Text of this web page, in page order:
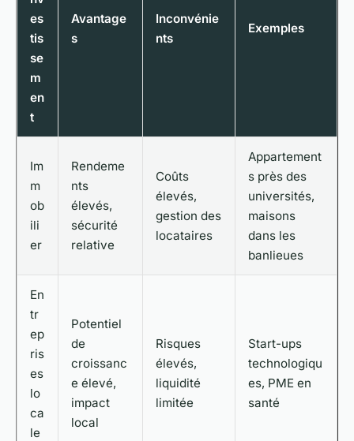
es
tis
se
m
en
t
Avantage
s
Inconvénie
nts
Exemples
Im
m
ob
ili
er
Rendeme
nts
élevés,
sécurité
relative
Coûts
élevés,
gestion des
locataires
Appartement
s près des
universités,
maisons
dans les
banlieues
En
tr
ep
ris
es
lo
ca
le
Potentiel
de
croissanc
e élevé,
impact
local
Risques
élevés,
liquidité
limitée
Start-ups
technologiqu
es, PME en
santé